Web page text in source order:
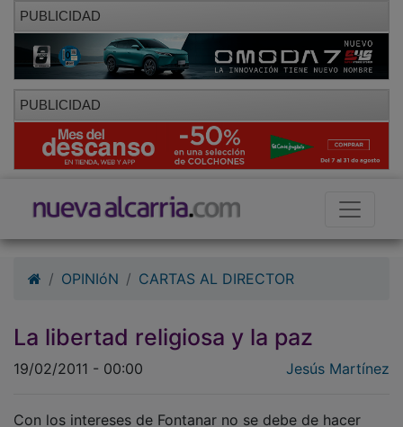
PUBLICIDAD
PUBLICIDAD
19/02/2011 - 00:00 Jesús Martínez
política. A los diferentes grupos políticos con